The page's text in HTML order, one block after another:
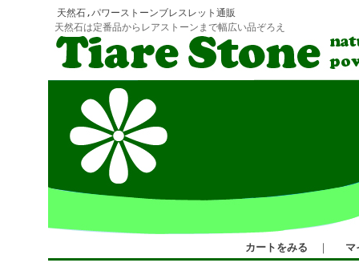
天然石,パワーストーンブレスレット通販
天然石は定番品からレアストーンまで幅広い品ぞろえ
カートをみる ｜ マ